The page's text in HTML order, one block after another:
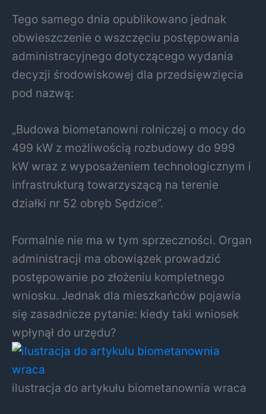
Tego samego dnia opublikowano jednak
obwieszczenie o wszczęciu postępowania
administracyjnego dotyczącego wydania
decyzji środowiskowej dla przedsięwzięcia
pod nazwą:
„Budowa biometanowni rolniczej o mocy do
499 kW z możliwością rozbudowy do 999
kW wraz z wyposażeniem technologicznym i
infrastrukturą towarzyszącą na terenie
działki nr 52 obręb Sędzice”.
Formalnie nie ma w tym sprzeczności. Organ
administracji ma obowiązek prowadzić
postępowanie po złożeniu kompletnego
wniosku. Jednak dla mieszkańców pojawia
się zasadnicze pytanie: kiedy taki wniosek
wpłynął do urzędu?
ilustracja do artykułu biometanownia wraca